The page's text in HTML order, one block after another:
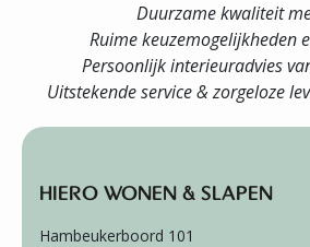
Duurzame kwaliteit
Ruime keuzemogelijkheden
Persoonlijk interieuradvies
Uitstekende service & zorgeloze
HIERO WONEN & SLAPEN
Hambeukerboord 101